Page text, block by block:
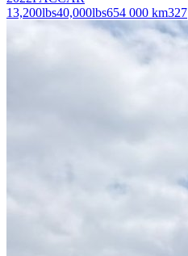
13,200lbs40,000lbs654 000 km327